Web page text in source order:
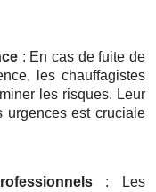
: En cas de fuite de
les chauffagistes
les risques. Leur
urgences est cruciale
: Les